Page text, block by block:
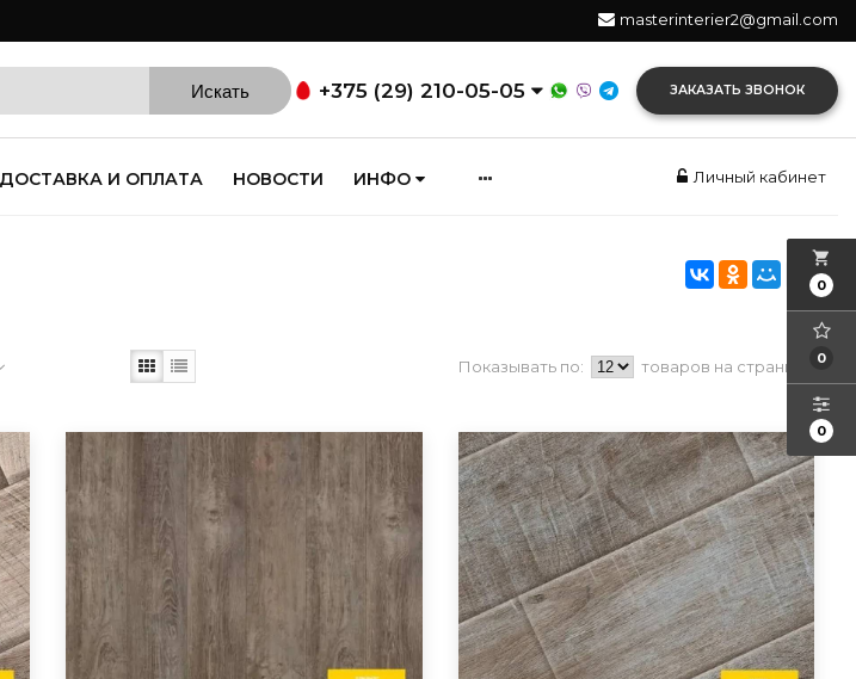
masterinterier2@gmail.com
+375 (29) 210-05-05 ЗАКАЗАТЬ ЗВОНОК
ДОСТАВКА И ОПЛАТА НОВОСТИ ИНФО Личный кабинет
local_grocery_store
0
0
0
Показывать по: товаров на странице